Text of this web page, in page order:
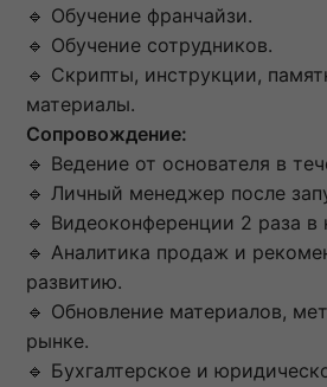
🔹 Обучение франчайзи.
🔹 Обучение сотрудников.
🔹 Скрипты, инструкции,
материалы.
Сопровождение:
🔹 Ведение от основателя в
🔹 Личный менеджер после
🔹 Видеоконференции 2 раза в
🔹 Аналитика продаж и
развитию.
🔹 Обновление материалов,
рынке.
🔹 Бухгалтерское и